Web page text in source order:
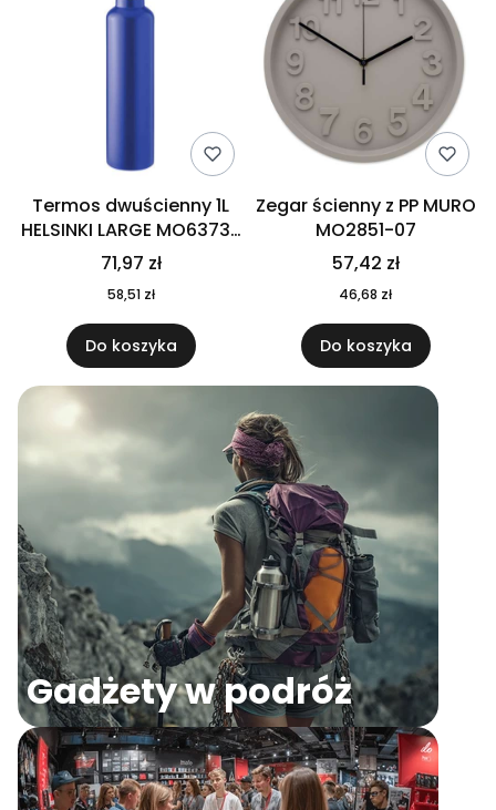
Termos dwuścienny 1L
HELSINKI LARGE MO6373-
04
71,97 zł
58,51 zł
Do koszyka
Zegar ścienny z PP MURO
MO2851-07
57,42 zł
46,68 zł
Do koszyka
Gadżety w podróż